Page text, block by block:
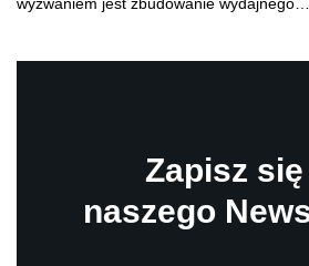
wyzwaniem jest zbudowanie wydajnego…
Zapisz
naszego